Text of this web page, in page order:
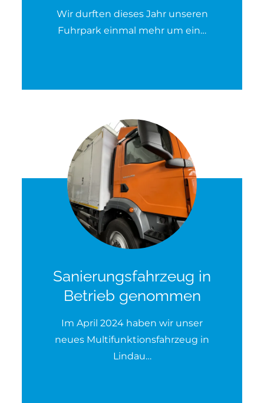
Wir durften dieses Jahr unseren
Fuhrpark einmal mehr um ein…
Sanierungsfahrzeug in
Betrieb genommen
Im April 2024 haben wir unser
neues Multifunktionsfahrzeug in
Lindau…